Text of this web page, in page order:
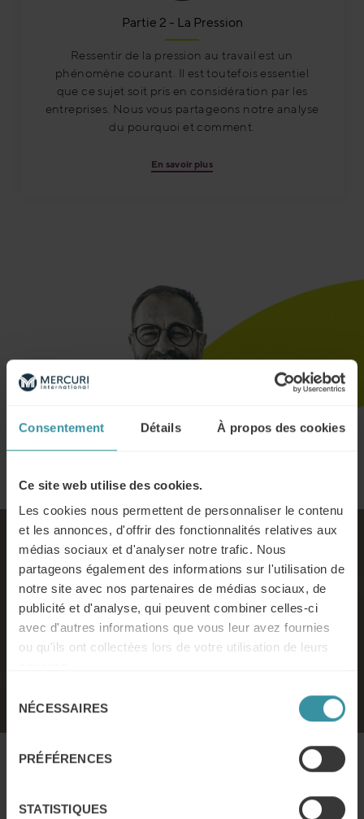
Consentement Détails À propos des cookies
Ce site web utilise des cookies.
Les cookies nous permettent de personnaliser le contenu
et les annonces, d'offrir des fonctionnalités relatives aux
médias sociaux et d'analyser notre trafic. Nous
partageons également des informations sur l'utilisation de
notre site avec nos partenaires de médias sociaux, de
publicité et d'analyse, qui peuvent combiner celles-ci
avec d'autres informations que vous leur avez fournies
ou qu'ils ont collectées lors de votre utilisation de leurs
consentement
NÉCESSAIRES
PRÉFÉRENCES
STATISTIQUES
Partie 2 - La Pression
Ressentir de la pression au travail est un
phénomène courant. Il est toutefois essentiel
que ce sujet soit pris en considération par les
entreprises. Nous vous partageons notre analyse
du pourquoi et comment.
En savoir plus
RH en 2023 - quelques chiffres
Quel est le éléments principaux responsables de
l'évolution du secteur de la vente ? Découvrez les chiffres
que les fonctions RH doivent connaître en 2023.